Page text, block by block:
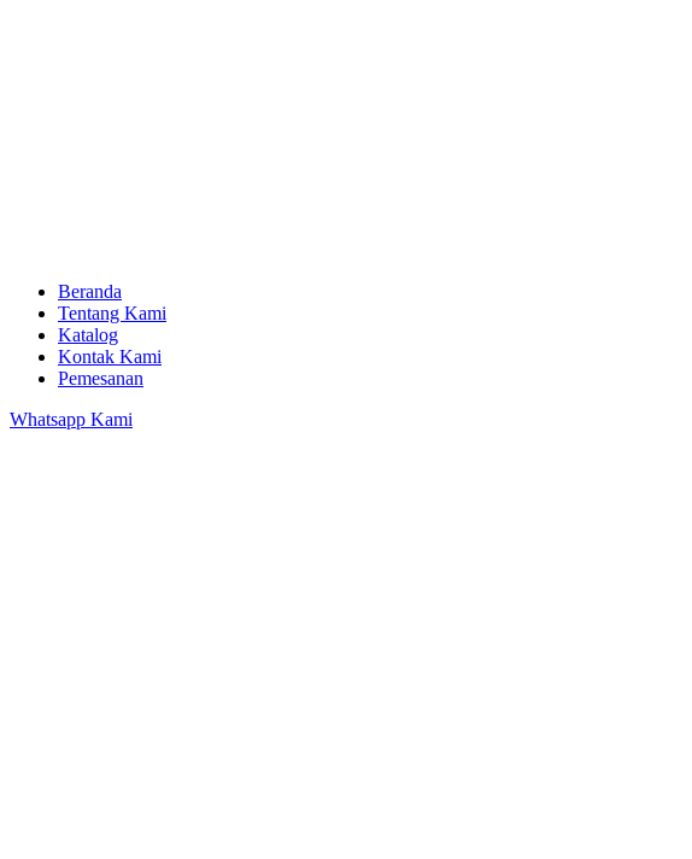
Beranda
Tentang Kami
Katalog
Kontak Kami
Pemesanan
Whatsapp Kami